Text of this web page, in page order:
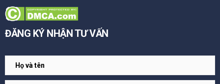
ĐĂNG KÝ NHẬN TƯ VẤN